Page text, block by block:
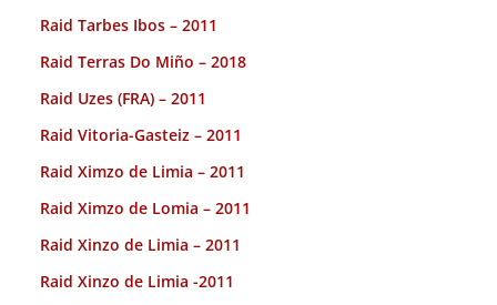
Raid Tarbes Ibos – 2011
Raid Terras Do Miño – 2018
Raid Uzes (FRA) – 2011
Raid Vitoria-Gasteiz – 2011
Raid Ximzo de Limia – 2011
Raid Ximzo de Lomia – 2011
Raid Xinzo de Limia – 2011
Raid Xinzo de Limia -2011